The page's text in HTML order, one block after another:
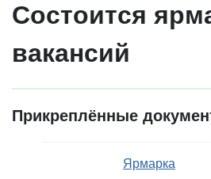
Состоится
вакансий
Прикреплённые
Ярмарка